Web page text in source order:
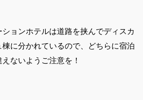
ョンホテルは道路を挟んでディスカ
に分かれているので、どちらに宿泊
ないようご注意を！